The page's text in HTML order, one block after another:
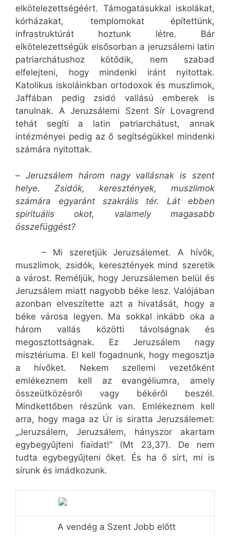
elkötelezettségéért. Támogatásukkal iskolákat,
kórházakat, templomokat építettünk,
infrastruktúrát hoztunk létre. Bár
elkötelezettségük elsősorban a jeruzsálemi latin
patriarchátushoz kötődik, nem szabad
elfelejteni, hogy mindenki iránt nyitottak.
Katolikus iskoláinkban ortodoxok és muszlimok,
Jaffában pedig zsidó vallású emberek is
tanulnak. A Jeruzsálemi Szent Sír Lovagrend
tehát segíti a latin patriarchátust, annak
intézményei pedig az ő segítségükkel mindenki
számára nyitottak.
– Jeruzsálem három nagy vallásnak is szent
helye. Zsidók, keresztények, muszlimok
számára egyaránt szakrális tér. Lát ebben
spirituális okot, valamely magasabb
összefüggést?
– Mi szeretjük Jeruzsálemet. A hívők,
muszlimok, zsidók, keresztények mind szeretik
a várost. Reméljük, hogy Jeruzsálemen belül és
Jeruzsálem miatt nagyobb béke lesz. Valójában
azonban elveszítette azt a hivatását, hogy a
béke városa legyen. Ma sokkal inkább oka a
három vallás közötti távolságnak és
megosztottságnak. Ez Jeruzsálem nagy
misztériuma. El kell fogadnunk, hogy megosztja
a hívőket. Nekem szellemi vezetőként
emlékeznem kell az evangéliumra, amely
összeütközésről vagy békéről beszél.
Mindkettőben részünk van. Emlékeznem kell
arra, hogy maga az Úr is siratta Jeruzsálemet:
„Jeruzsálem, Jeruzsálem, hányszor akartam
egybegyűjteni fiaidat!” (Mt 23,37). De nem
tudta egybegyűjteni őket. És ha ő sírt, mi is
sírunk és imádkozunk.
A vendég a Szent Jobb előtt